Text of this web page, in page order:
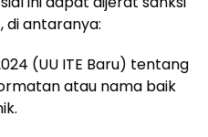
di antaranya:
(UU ITE Baru) tentang
atau nama baik